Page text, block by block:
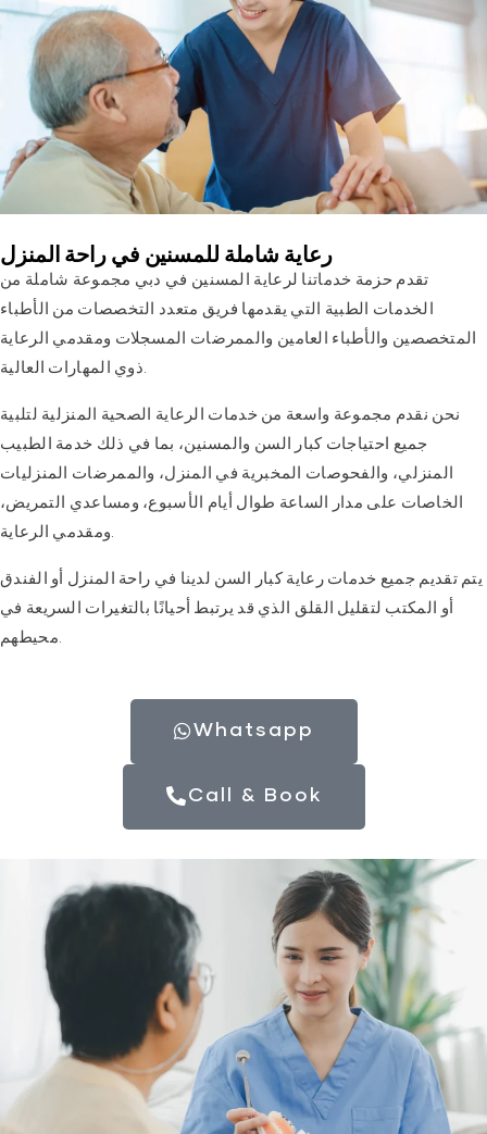
رعاية شاملة للمسنين في راحة المنزل
تقدم حزمة خدماتنا لرعاية المسنين في دبي مجموعة شاملة من
الخدمات الطبية التي يقدمها فريق متعدد التخصصات من الأطباء
المتخصصين والأطباء العامين والممرضات المسجلات ومقدمي الرعاية
ذوي المهارات العالية.
نحن نقدم مجموعة واسعة من خدمات الرعاية الصحية المنزلية لتلبية
جميع احتياجات كبار السن والمسنين، بما في ذلك خدمة الطبيب
المنزلي، والفحوصات المخبرية في المنزل، والممرضات المنزليات
الخاصات على مدار الساعة طوال أيام الأسبوع، ومساعدي التمريض،
ومقدمي الرعاية.
يتم تقديم جميع خدمات رعاية كبار السن لدينا في راحة المنزل أو الفندق
أو المكتب لتقليل القلق الذي قد يرتبط أحيانًا بالتغيرات السريعة في
محيطهم.
Whatsapp
Call & Book